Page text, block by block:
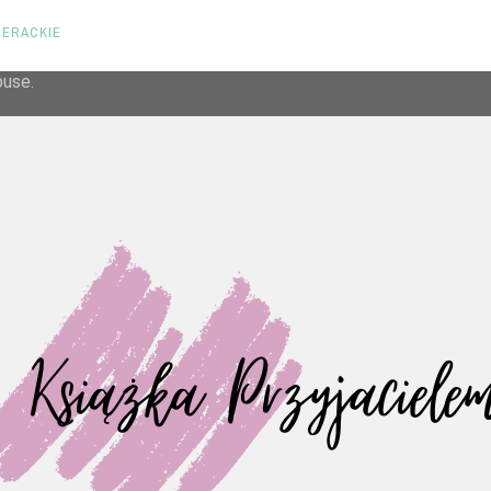
its services and to analyze traffic. Your IP address and